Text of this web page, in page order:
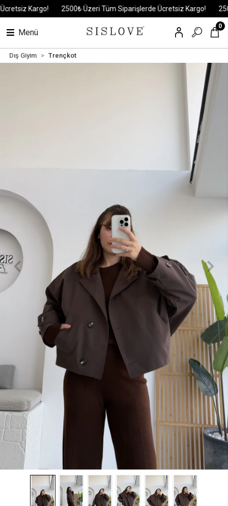
Kargo! 2500₺ Üzeri Tüm Siparişlerde Ücretsiz Kargo!
Menü
0
Dış Giyim Trençkot